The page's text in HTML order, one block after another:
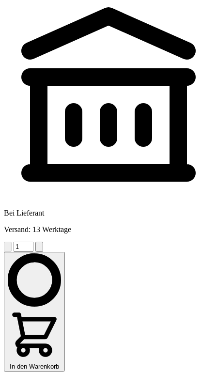
Bei Lieferant
Versand: 13 Werktage
In den Warenkorb